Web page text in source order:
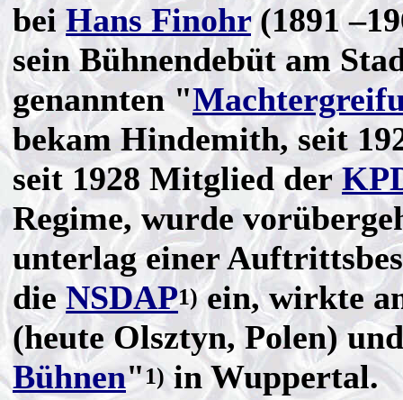
bei Hans Finohr(1891
sein Bühnendebüt am
genannten "
bekam Hindemith, seit
seit 1928 Mitglied der
Regime, wurde
unterlag einer
dieNSDAP1)ein, wirkte
(heute Olsztyn, Polen)
Bühnen"1)in Wuppertal.